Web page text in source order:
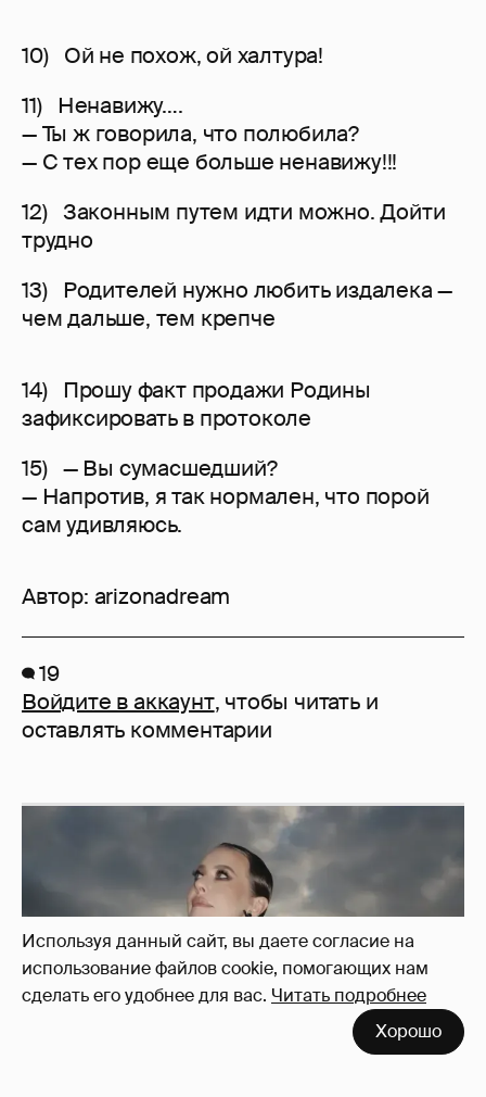
Используя данный сайт, вы даете согласие на
использование файлов cookie, помогающих нам
сделать его удобнее для вас. Читать подробнее
Хорошо
10) Ой не похож, ой халтура!
11) Ненавижу….
— Ты ж говорила, что полюбила?
— С тех пор еще больше ненавижу!!!
12) Законным путем идти можно. Дойти
трудно
13) Родителей нужно любить издалека —
чем дальше, тем крепче
14) Прошу факт продажи Родины
зафиксировать в протоколе
15) — Вы сумасшедший?
— Напротив, я так нормален, что порой
сам удивляюсь.
Автор: arizonadream
19
Войдите в аккаунт, чтобы читать и
оставлять комментарии